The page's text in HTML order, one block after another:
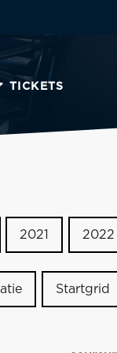
TICKETS
2021 2022
Startgrid